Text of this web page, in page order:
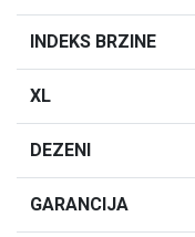
INDEKS BRZINE
XL
DEZENI
GARANCIJA